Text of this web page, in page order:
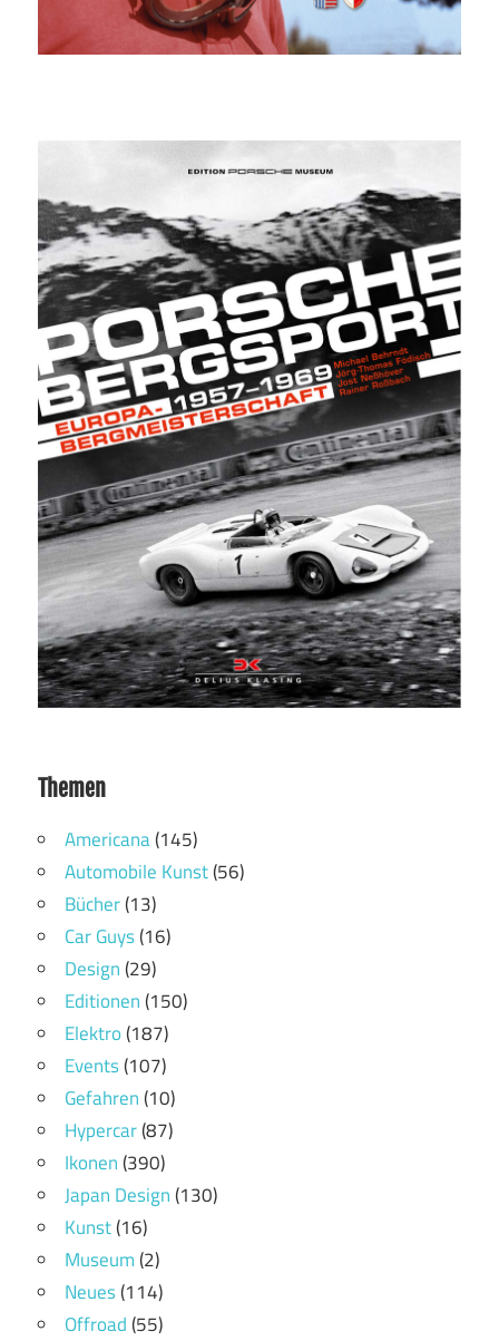
Themen
Americana(145)
Automobile Kunst(56)
Bücher(13)
Car Guys(16)
Design(29)
Editionen(150)
Elektro(187)
Events(107)
Gefahren(10)
Hypercar(87)
Ikonen(390)
Japan Design(130)
Kunst(16)
Museum(2)
Neues(114)
Offroad(55)